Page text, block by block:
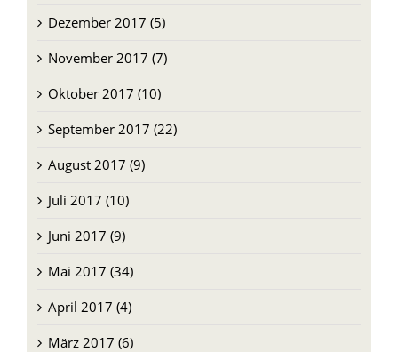
Dezember 2017 (5)
November 2017 (7)
Oktober 2017 (10)
September 2017 (22)
August 2017 (9)
Juli 2017 (10)
Juni 2017 (9)
Mai 2017 (34)
April 2017 (4)
März 2017 (6)